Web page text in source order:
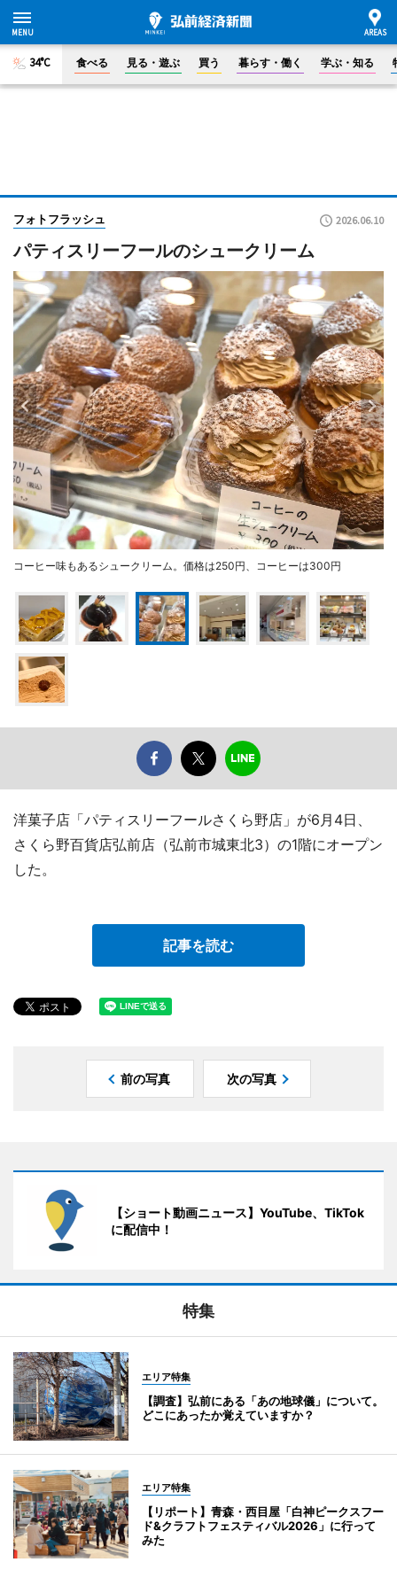
34°C 食べる 見る・遊ぶ 買う 暮らす・働く 学ぶ・知る
フォトフラッシュ 2026.06.10
パティスリーフールのシュークリーム
コーヒー味もあるシュークリーム。価格は250円、コーヒーは300円
洋菓子店「パティスリーフールさくら野店」が6月4日、
さくら野百貨店弘前店（弘前市城東北3）の1階にオープン
した。
記事を読む
前の写真 次の写真
【ショート動画ニュース】YouTube、TikTok
に配信中！
特集
エリア特集
【調査】弘前にある「あの地球儀」について。
どこにあったか覚えていますか？
エリア特集
【リポート】青森・西目屋「白神ピークスフー
ド&クラフトフェスティバル2026」に行って
みた